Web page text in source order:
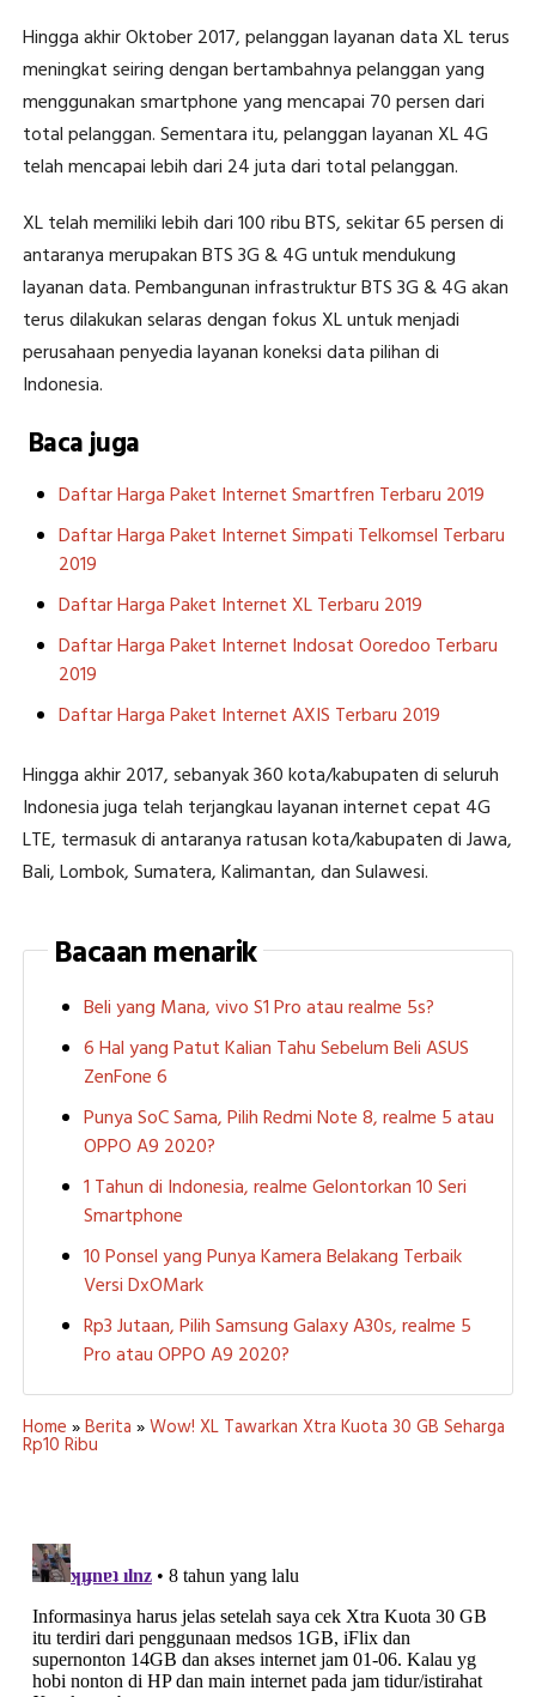
Hingga akhir Oktober 2017, pelanggan layanan data XL terus
meningkat seiring dengan bertambahnya pelanggan yang
menggunakan smartphone yang mencapai 70 persen dari
total pelanggan. Sementara itu, pelanggan layanan XL 4G
telah mencapai lebih dari 24 juta dari total pelanggan.
XL telah memiliki lebih dari 100 ribu BTS, sekitar 65 persen di
antaranya merupakan BTS 3G & 4G untuk mendukung
layanan data. Pembangunan infrastruktur BTS 3G & 4G akan
terus dilakukan selaras dengan fokus XL untuk menjadi
perusahaan penyedia layanan koneksi data pilihan di
Indonesia.
Baca juga
Daftar Harga Paket Internet Smartfren Terbaru 2019
Daftar Harga Paket Internet Simpati Telkomsel Terbaru
2019
Daftar Harga Paket Internet XL Terbaru 2019
Daftar Harga Paket Internet Indosat Ooredoo Terbaru
2019
Daftar Harga Paket Internet AXIS Terbaru 2019
Hingga akhir 2017, sebanyak 360 kota/kabupaten di seluruh
Indonesia juga telah terjangkau layanan internet cepat 4G
LTE, termasuk di antaranya ratusan kota/kabupaten di Jawa,
Bali, Lombok, Sumatera, Kalimantan, dan Sulawesi.
Bacaan menarik
Beli yang Mana, vivo S1 Pro atau realme 5s?
6 Hal yang Patut Kalian Tahu Sebelum Beli ASUS
ZenFone 6
Punya SoC Sama, Pilih Redmi Note 8, realme 5 atau
OPPO A9 2020?
1 Tahun di Indonesia, realme Gelontorkan 10 Seri
Smartphone
10 Ponsel yang Punya Kamera Belakang Terbaik
Versi DxOMark
Rp3 Jutaan, Pilih Samsung Galaxy A30s, realme 5
Pro atau OPPO A9 2020?
Home »Berita »Wow! XL Tawarkan Xtra Kuota 30 GB Seharga
Rp10 Ribu